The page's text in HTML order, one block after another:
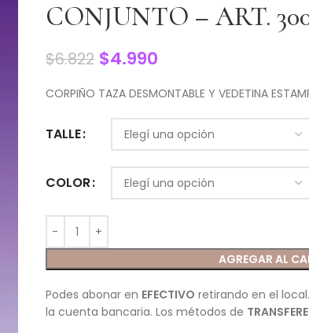
CONJUNTO – ART.
$6.822 $4.990
CORPIÑO TAZA DESMONTABLE Y VEDETINA
TALLE
COLOR
AGREGAR AL
Podes abonar en EFECTIVO retirando en el
la cuenta bancaria. Los métodos de